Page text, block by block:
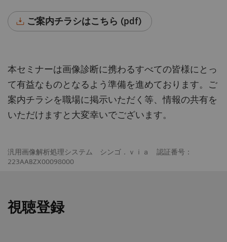
ご案内チラシはこちら (pdf)
本セミナーは画像診断に携わるすべての皆様にとっ
て有益なものとなるよう準備を進めております。ご
案内チラシを職場に掲示いただく等、情報の共有を
いただけますと大変幸いでございます。
汎用画像解析処理システム シンゴ．ｖｉａ 認証番号：
223AABZX00098000
視聴登録